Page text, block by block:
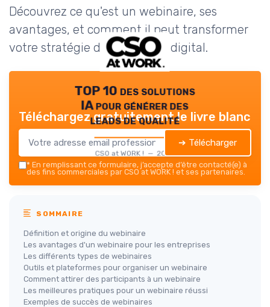
Découvrez ce qu'est un webinaire, ses
avantages, et comment il peut transformer
votre stratégie de marketing digital.
TOP 10 des solutions
IA pour générer des
leads de qualité
CSO at WORK ! — 2026
Téléchargez gratuitement le livre blanc
➔ Télécharger
* En remplissant ce formulaire, j’accepte d’être contacté(e) à
des fins commerciales par CSO at WORK ! et ses partenaires.
SOMMAIRE
Définition et origine du webinaire
Les avantages d'un webinaire pour les entreprises
Les différents types de webinaires
Outils et plateformes pour organiser un webinaire
Comment attirer des participants à un webinaire
Les meilleures pratiques pour un webinaire réussi
Exemples de succès de webinaires